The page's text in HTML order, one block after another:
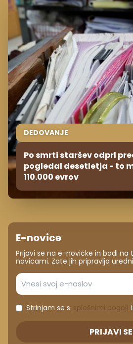
DEDOVANJE
Po smrti staršev odprl
pogledal desetletja - to
110.000 evrov
E-novice
Prijavi se na e-novičke in bodi
novicami. Zate jih pripravlja
Strinjam se s
PRIJAVI SE